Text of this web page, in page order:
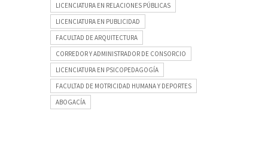
LICENCIATURA EN RELACIONES PÚBLICAS
LICENCIATURA EN PUBLICIDAD
FACULTAD DE ARQUITECTURA
CORREDOR Y ADMINISTRADOR DE CONSORCIO
LICENCIATURA EN PSICOPEDAGOGÍA
FACULTAD DE MOTRICIDAD HUMANA Y DEPORTES
ABOGACÍA